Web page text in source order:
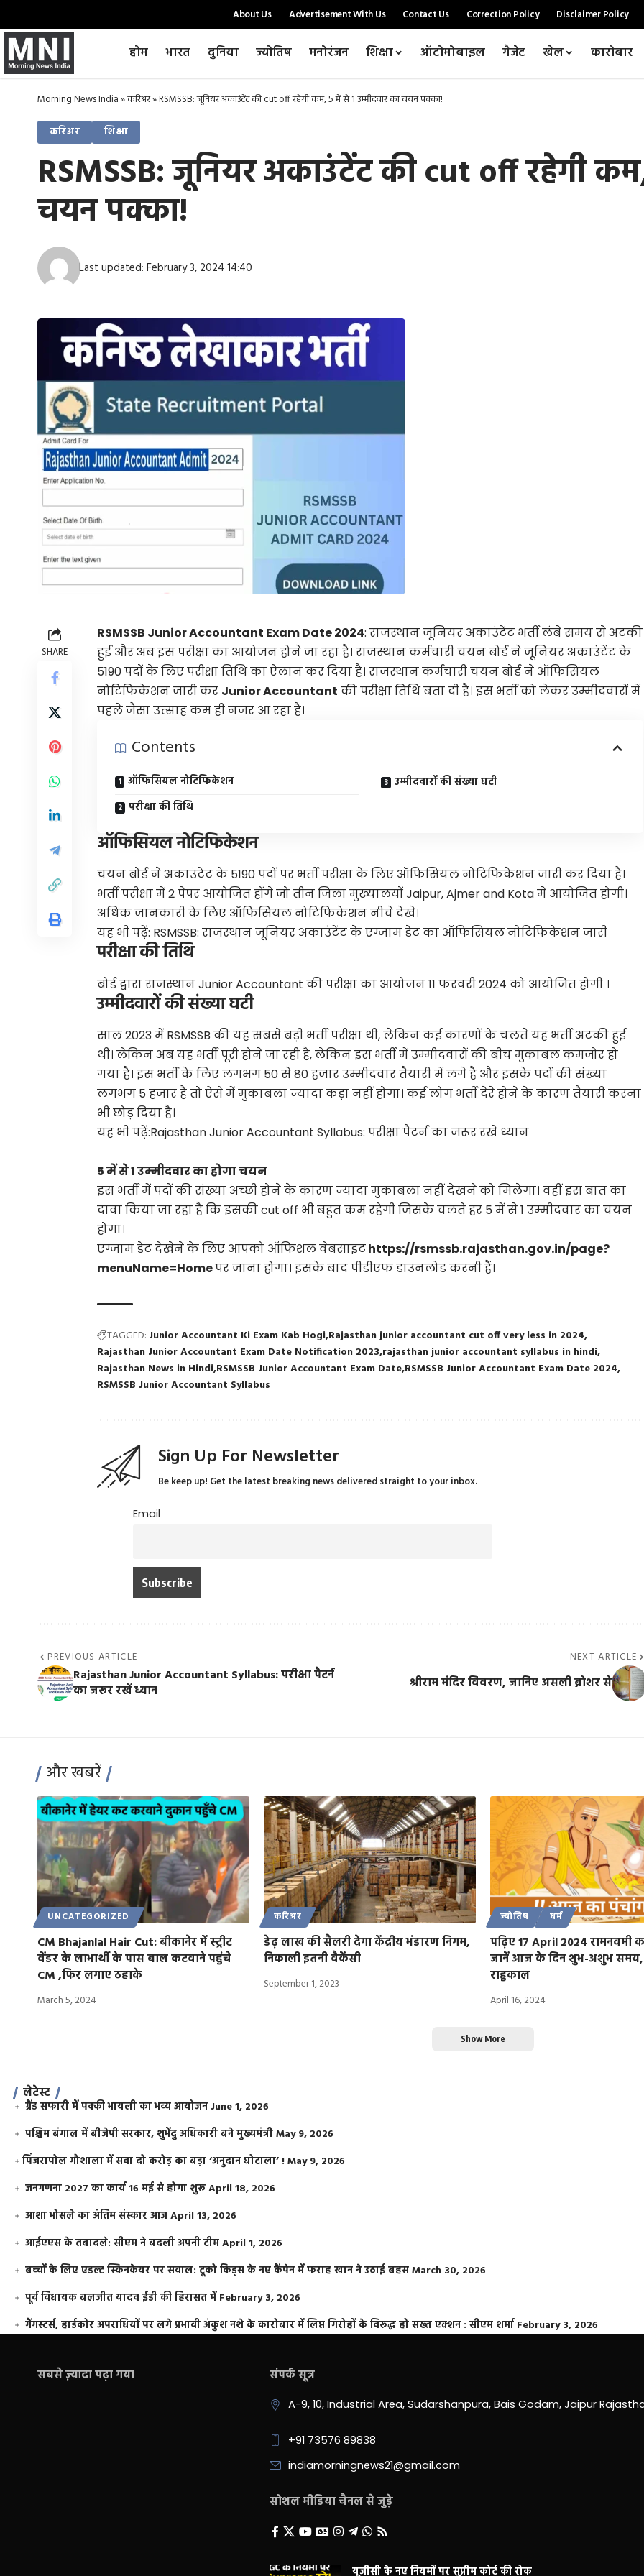
About Us Advertisement With Us Contact Us Correction Policy Disclaimer Policy
होम भारत दुनिया ज्योतिष मनोरंजन शिक्षा ऑटोमोबाइल गैजेट खेल कारोबार
Morning News India»करिअर»RSMSSB: जूनियर अकाउंटेंट की cut off रहेगी कम, 5 में से 1 उम्मीदवार का चयन पक्का!
करिअर शिक्षा
RSMSSB: जूनियर अकाउंटेंट की cut off रहेगी
चयन पक्का!
Last updated: February 3, 2024 14:40
SHARE
RSMSSB Junior Accountant Exam Date 2024: राजस्थान जूनियर अकाउंटेंट भर्ती लंबे समय से अटकी
हुई और अब इस परीक्षा का आयोजन होने जा रहा है। राजस्थान कर्मचारी चयन बोर्ड ने जूनियर अकाउंटेंट के
5190 पदों के लिए परीक्षा तिथि का ऐलान कर दिया है। राजस्थान कर्मचारी चयन बोर्ड ने ऑफिसियल
नोटिफिकेशन जारी कर Junior Accountant की परीक्षा तिथि बता दी है। इस भर्ती को लेकर उम्मीदवारों में
पहले जैसा उत्साह कम ही नजर आ रहा हैं।
Contents
ऑफिसियल नोटिफिकेशन
परीक्षा की तिथि
उम्मीदवारों की संख्या घटी
ऑफिसियल नोटिफिकेशन
चयन बोर्ड ने अकाउंटेंट के 5190 पदों पर भर्ती परीक्षा के लिए ऑफिसियल नोटिफिकेशन जारी कर दिया है।
भर्ती परीक्षा में 2 पेपर आयोजित होंगे जो तीन जिला मुख्यालयों Jaipur, Ajmer and Kota मे आयोजित होगी।
अधिक जानकारी के लिए ऑफिसियल नोटिफिकेशन नीचे देखे।
यह भी पढ़ें: RSMSSB: राजस्थान जूनियर अकाउंटेंट के एग्जाम डेट का ऑफिसियल नोटिफिकेशन जारी
परीक्षा की तिथि
बोर्ड द्वारा राजस्थान Junior Accountant की परीक्षा का आयोजन 11 फरवरी 2024 को आयोजित होगी ।
उम्मीदवारों की संख्या घटी
साल 2023 में RSMSSB की यह सबसे बड़ी भर्ती परीक्षा थी, लेकिन कई कारणों के चलते यह भर्ती अटकी हुई
थी। लेकिन अब यह भर्ती पूरी होने जा रही है, लेकिन इस भर्ती में उम्मीदवारों की बीच मुकाबल कमजोर हो
गया है। इस भर्ती के लिए लगभग 50 से 80 हजार उम्मीदवार तैयारी में लगे है और इसके पदों की संख्या
लगभग 5 हजार है तो ऐसे में मुकाबला ज्यादा कड़ा नहीं होगा। कई लोग भर्ती देरे होने के कारण तैयारी करना
भी छोड़ दिया है।
यह भी पढ़ें:Rajasthan Junior Accountant Syllabus: परीक्षा पैटर्न का जरूर रखें ध्यान
5 में से 1 उम्मीदवार का होगा चयन
इस भर्ती में पदों की संख्या अच्छी होने के कारण ज्यादा मुकाबला नहीं देखने को मिलेगा। वहीं इस बात का
दावा किया जा रहा है कि इसकी cut off भी बहुत कम रहेगी जिसके चलते हर 5 में से 1 उम्मीदवार का चयन
होगा।
एग्जाम डेट देखेने के लिए आपको ऑफिशल वेबसाइटhttps://rsmssb.rajasthan.gov.in/page?
menuName=Homeपर जाना होगा। इसके बाद पीडीएफ डाउनलोड करनी हैं।
TAGGED: Junior Accountant Ki Exam Kab Hogi Rajasthan junior accountant cut off very less in 2024
Rajasthan Junior Accountant Exam Date Notification 2023 rajasthan junior accountant syllabus in hindi
Rajasthan News in Hindi RSMSSB Junior Accountant Exam Date RSMSSB Junior Accountant Exam Date 2024
RSMSSB Junior Accountant Syllabus
Sign Up For Newsletter
Be keep up! Get the latest breaking news delivered straight to your inbox.
Email
PREVIOUS ARTICLE
Rajasthan Junior Accountant Syllabus: परीक्षा पैटर्न
का जरूर रखें ध्यान
NEXT ARTICLE
श्रीराम मंदिर विवरण, जानिए असली ब्रोशर से
और खबरें
UNCATEGORIZED
CM Bhajanlal Hair Cut: बीकानेर में स्ट्रीट
वेंडर के लाभार्थी के पास बाल कटवाने पहुंचे
CM ,फिर लगाए ठहाके
March 5, 2024
करिअर
डेढ़ लाख की सैलरी देगा केंद्रीय भंडारण निगम,
निकाली इतनी वैकेंसी
September 1, 2023
ज्योतिष धर्म
पढ़िए 17 April 2024 रामनवमी
जानें आज के दिन शुभ-अशुभ समय,
राहुकाल
April 16, 2024
Show More
लेटेस्ट
ग्रैंड सफारी में पक्की भायली का भव्य आयोजन June 1, 2026
पश्चिम बंगाल में बीजेपी सरकार, शुभेंदु अधिकारी बने मुख्यमंत्रीMay 9, 2026
​पिंजरापोल गौशाला में सवा दो करोड़ का बड़ा ‘अनुदान घोटाला’ !May 9, 2026
जनगणना 2027 का कार्य 16 मई से होगा शुरूApril 18, 2026
आशा भोसले का अंतिम संस्कार आजApril 13, 2026
आईएएस के तबादले: सीएम ने बदली अपनी टीमApril 1, 2026
बच्चों के लिए एडल्ट स्किनकेयर पर सवाल: टूको किड्स के नए कैंपेन में फराह खान ने उठाई बहसMarch 30, 2026
पूर्व विधायक बलजीत यादव ईडी की हिरासत में February 3, 2026
गैंगस्टर्स, हार्डकोर अपराधियों पर लगे प्रभावी अंकुश नशे के कारोबार में लिप्त गिरोहों के विरूद्ध हो सख्त एक्शन : सीएम शर्मा February 3, 2026
सबसे ज़्यादा पढ़ा गया संपर्क सूत्र
A-9, 10, Industrial Area, Sudarshanpura, Bais Godam, Jaipur
+91 73576 89838
indiamorningnews21@gmail.com
सोशल मीडिया चैनल से जुड़े
यूजीसी के नए नियमों पर सुप्रीम कोर्ट की रोक